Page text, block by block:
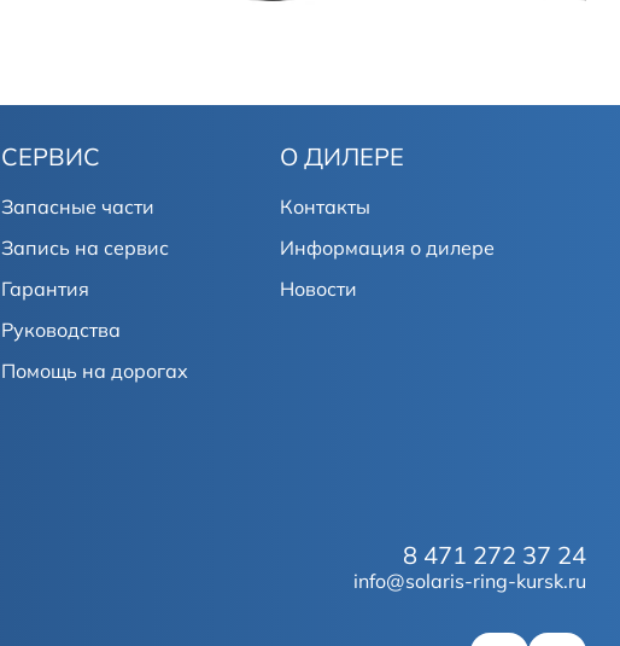
СЕРВИС
Запасные части
Запись на сервис
Гарантия
Руководства
Помощь на дорогах
О ДИЛЕРЕ
Контакты
Информация о дилере
Новости
8 471 272 37 24
info@solaris-ring-kursk.ru